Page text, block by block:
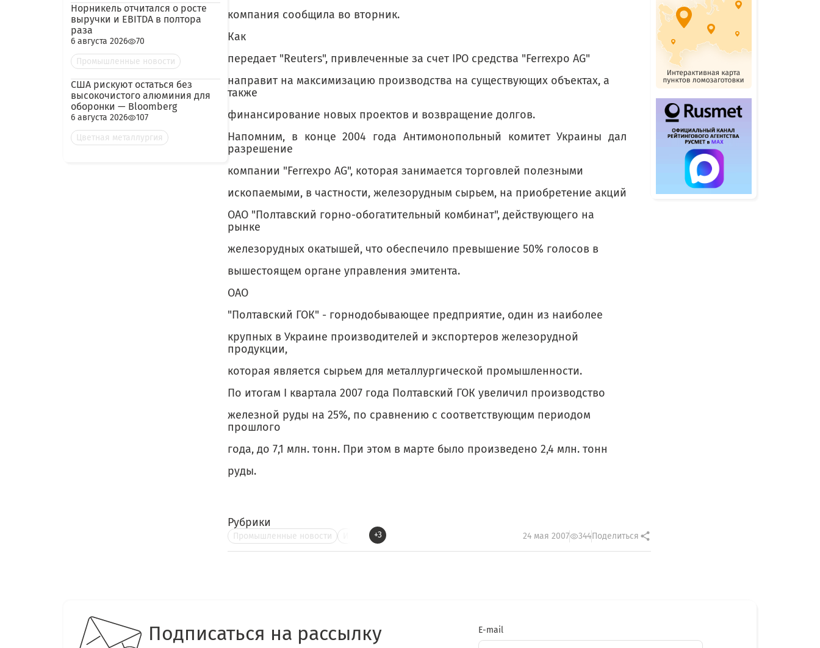
Норникель отчитался о росте
выручки и EBITDA в полтора
раза
6 августа 2026
70
Промышленные новости
США рискуют остаться без
высокочистого алюминия для
оборонки — Bloomberg
6 августа 2026
107
Цветная металлургия
компания сообщила во вторник.
Как
передает "Reuters", привлеченные за счет IPO средства "Ferrexpo AG"
направит на максимизацию производства на существующих объектах, а
также
финансирование новых проектов и возвращение долгов.
Напомним, в конце 2004 года Антимонопольный комитет Украины дал
разрешение
компании "Ferrexpo AG", которая занимается торговлей полезными
ископаемыми, в частности, железорудным сырьем, на приобретение акций
ОАО "Полтавский горно-обогатительный комбинат", действующего на
рынке
железорудных окатышей, что обеспечило превышение 50% голосов в
вышестоящем органе управления эмитента.
ОАО
"Полтавский ГОК" - горнодобывающее предприятие, один из наиболее
крупных в Украине производителей и экспортеров железорудной
продукции,
которая является сырьем для металлургической промышленности.
По итогам I квартала 2007 года Полтавский ГОК увеличил производство
железной руды на 25%, по сравнению с соответствующим периодом
прошлого
года, до 7,1 млн. тонн. При этом в марте было произведено 2,4 млн. тонн
руды.
Рубрики
Промышленные новости +3 24 мая 2007 344Поделиться
Подписаться на рассылку E-mail